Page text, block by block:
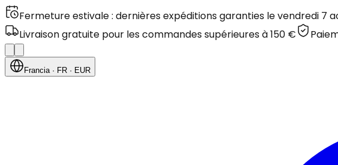
Fermeture estivale : dernières expéditions garanties le vendredi 7
Livraison gratuite pour les commandes supérieures à 150 €
Francia· FR · EUR